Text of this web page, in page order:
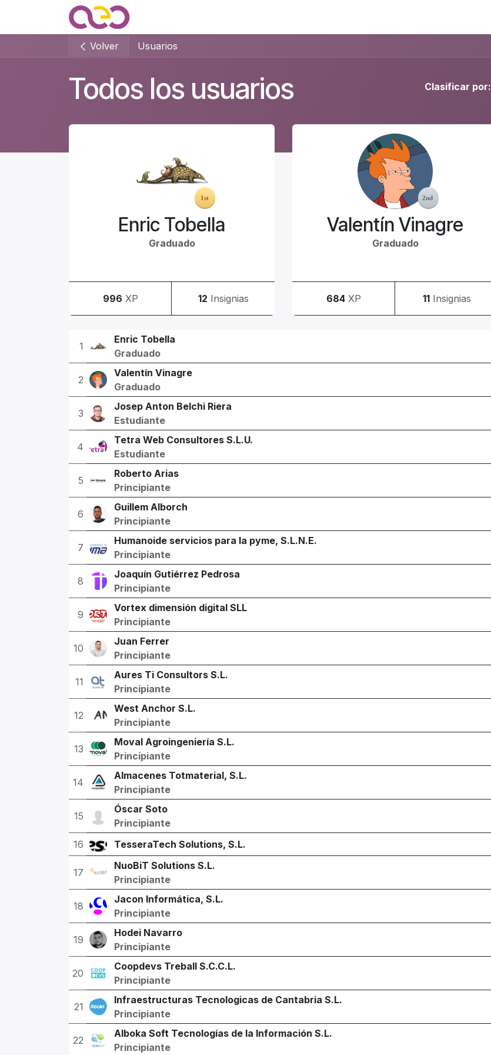
Volver Usuarios
Todos los usuarios Clasificar por:
Enric Tobella
Graduado
996 XP 12 Insignias
Valentín Vinagre
Graduado
684 XP 11 Insignias
1
Enric Tobella
Graduado
2
Valentín Vinagre
Graduado
3
Josep Anton Belchi Riera
Estudiante
4
Tetra Web Consultores S.L.U.
Estudiante
5
Roberto Arias
Principiante
6
Guillem Alborch
Principiante
7
Humanoide servicios para la pyme, S.L.N.E.
Principiante
8
Joaquín Gutiérrez Pedrosa
Principiante
9
Vortex dimensión digital SLL
Principiante
10
Juan Ferrer
Principiante
11
Aures Ti Consultors S.L.
Principiante
12
West Anchor S.L.
Principiante
13
Moval Agroingeniería S.L.
Principiante
14
Almacenes Totmaterial, S.L.
Principiante
15
Óscar Soto
Principiante
16 TesseraTech Solutions, S.L.
17
NuoBiT Solutions S.L.
Principiante
18
Jacon Informática, S.L.
Principiante
19
Hodei Navarro
Principiante
20
Coopdevs Treball S.C.C.L.
Principiante
21
Infraestructuras Tecnologicas de Cantabria S.L.
Principiante
22
Alboka Soft Tecnologías de la Información S.L.
Principiante